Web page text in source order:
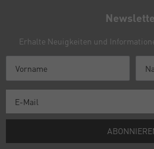
Erhalte Neuigkeiten und